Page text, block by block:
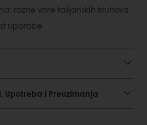
na količinu brašna
proizvodi
razne vrste talijanskih kruhova
uporabe
Upotreba i Preuzimanja